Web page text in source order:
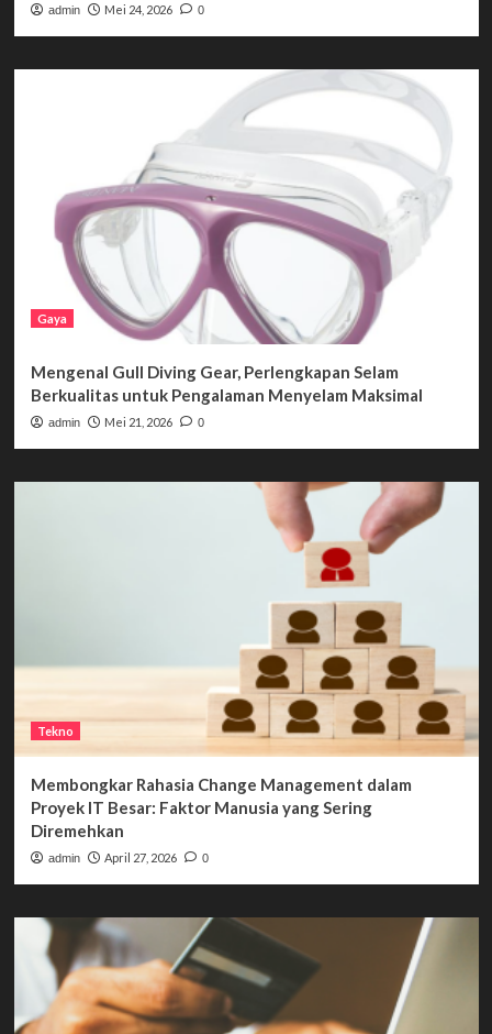
admin Mei 24, 2026 0
Gaya
Mengenal Gull Diving Gear, Perlengkapan Selam
Berkualitas untuk Pengalaman Menyelam Maksimal
admin Mei 21, 2026 0
Tekno
Membongkar Rahasia Change Management dalam
Proyek IT Besar: Faktor Manusia yang Sering
Diremehkan
admin April 27, 2026 0